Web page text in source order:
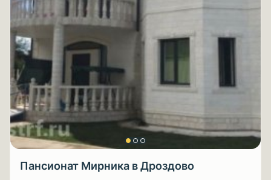
Пансионат Мирника в Дроздово